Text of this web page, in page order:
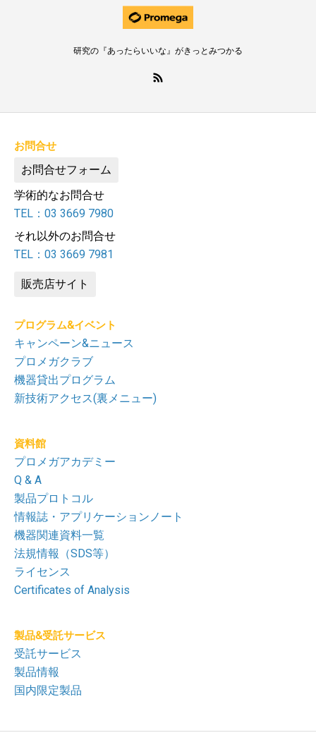
研究の『あったらいいな』がきっとみつかる
お問合せ
お問合せフォーム
学術的なお問合せ
TEL：03 3669 7980
それ以外のお問合せ
TEL：03 3669 7981
販売店サイト
プログラム&イベント
キャンペーン&ニュース
プロメガクラブ
機器貸出プログラム
新技術アクセス(裏メニュー)
資料館
プロメガアカデミー
Q & A
製品プロトコル
情報誌・アプリケーションノート
機器関連資料一覧
法規情報（SDS等）
ライセンス
Certificates of Analysis
製品&受託サービス
受託サービス
製品情報
国内限定製品